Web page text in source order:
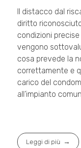
Il distacco dal
diritto
condizioni
vengono
cosa prevede la
correttamente e
carico del
all’impianto
Leggi di più